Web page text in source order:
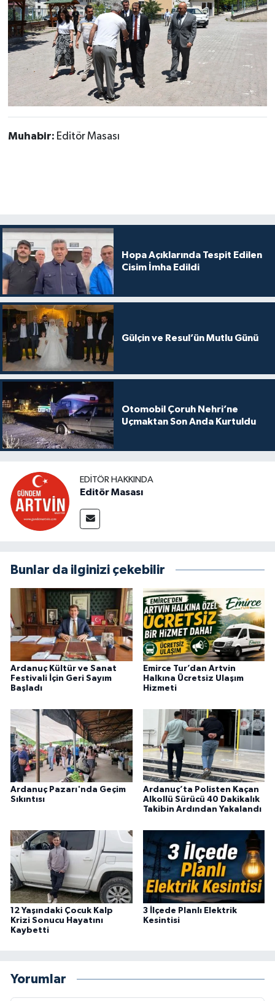
Muhabir: Editör Masası
Hopa Açıklarında Tespit Edilen
Cisim İmha Edildi
Gülçin ve Resul’ün Mutlu Günü
Otomobil Çoruh Nehri’ne
Uçmaktan Son Anda Kurtuldu
EDITÖR HAKKINDA
Editör Masası
Bunlar da ilginizi çekebilir
Ardanuç Kültür ve Sanat
Festivali İçin Geri Sayım
Başladı
Emirce Tur’dan Artvin
Halkına Ücretsiz Ulaşım
Hizmeti
Ardanuç Pazarı'nda Geçim
Sıkıntısı
Ardanuç’ta Polisten Kaçan
Alkollü Sürücü 40 Dakikalık
Takibin Ardından Yakalandı
12 Yaşındaki Çocuk Kalp
Krizi Sonucu Hayatını
Kaybetti
3 İlçede Planlı Elektrik
Kesintisi
Yorumlar